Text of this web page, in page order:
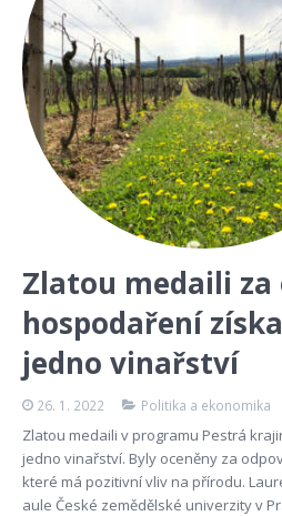
Zlatou medaili za
hospodaření
jedno vinařství
26. 1. 2022 Politika a ekonomika
Zlatou medaili v programu Pestrá
jedno vinařství. Byly oceněny za
které má pozitivní vliv na přírodu.
aule České zemědělské univerzity v